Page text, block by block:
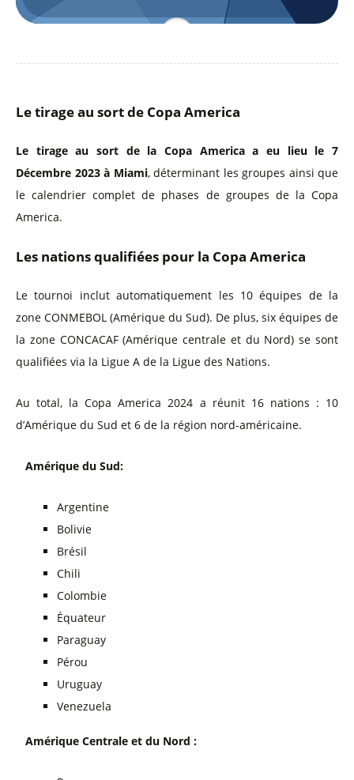
Le tirage au sort de Copa America
Le tirage au sort de la Copa America a eu lieu le 7
Décembre 2023 à Miami, déterminant les groupes ainsi que
le calendrier complet de phases de groupes de la Copa
America.
Les nations qualifiées pour la Copa America
Le tournoi inclut automatiquement les 10 équipes de la
zone CONMEBOL (Amérique du Sud). De plus, six équipes de
la zone CONCACAF (Amérique centrale et du Nord) se sont
qualifiées via la Ligue A de la Ligue des Nations.
Au total, la Copa America 2024 a réunit 16 nations : 10
d’Amérique du Sud et 6 de la région nord-américaine.
Amérique du Sud:
Argentine
Bolivie
Brésil
Chili
Colombie
Équateur
Paraguay
Pérou
Uruguay
Venezuela
Amérique Centrale et du Nord :